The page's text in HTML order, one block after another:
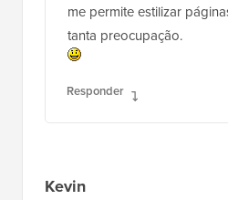
me permite estilizar
tanta preocupação.
Responder
Kevin